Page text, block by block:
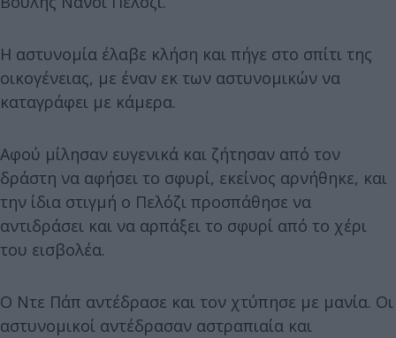
Η αστυνομία έλαβε κλήση και πήγε στο σπίτι της
οικογένειας, με έναν εκ των αστυνομικών να
καταγράφει με κάμερα.
Αφού μίλησαν ευγενικά και ζήτησαν από τον
δράστη να αφήσει το σφυρί, εκείνος αρνήθηκε, και
την ίδια στιγμή ο Πελόζι προσπάθησε να
αντιδράσει και να αρπάξει το σφυρί από το χέρι
του εισβολέα.
Ο Ντε Πάπ αντέδρασε και τον χτύπησε με μανία. Οι
αστυνομικοί αντέδρασαν αστραπιαία και